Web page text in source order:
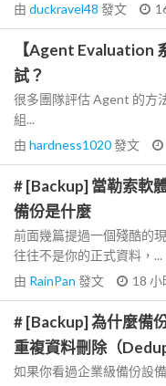
由 duckravel48 發文
【Agent Evaluation
試？
很多團隊評估 Agent 的方
組...
由 hardness1020發文
# [Backup] 當勒索軟
備份是什麼
前面幾篇提過一個殘酷的
往往不是你的正式資料，...
由 RainPan 發文 18 小
# [Backup] 為什麼備
重複資料刪除（
如果你看過企業級備份設